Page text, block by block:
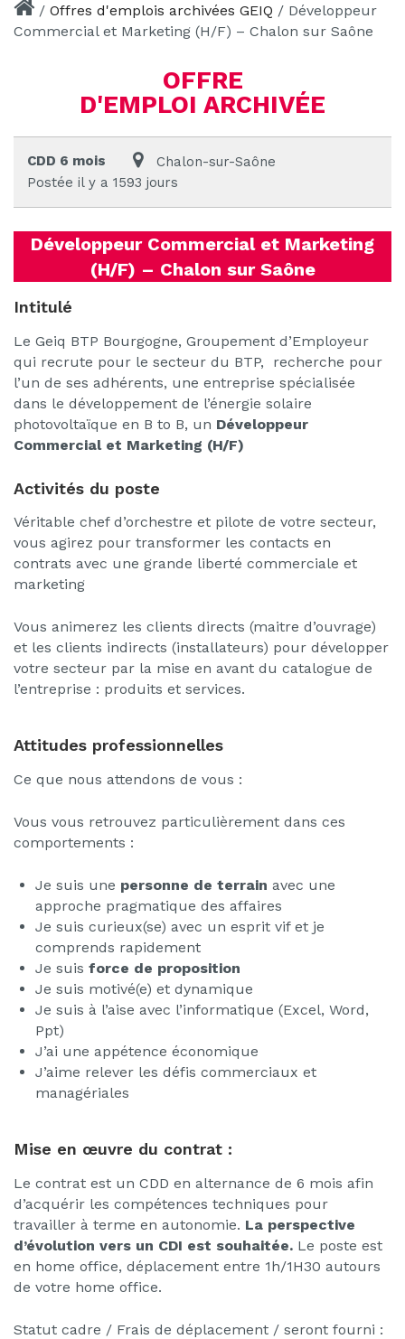
/ Offres d'emplois archivées GEIQ / Développeur
Commercial et Marketing (H/F) – Chalon sur Saône
OFFRE
D'EMPLOI ARCHIVÉE
CDD 6 mois
Chalon-sur-Saône
Postée il y a 1593 jours
Développeur Commercial et Marketing
(H/F) – Chalon sur Saône
Intitulé
Le Geiq BTP Bourgogne, Groupement d’Employeur
qui recrute pour le secteur du BTP, recherche pour
l’un de ses adhérents, une entreprise spécialisée
dans le développement de l’énergie solaire
photovoltaïque en B to B, un Développeur
Commercial et Marketing (H/F)
Activités du poste
Véritable chef d’orchestre et pilote de votre secteur,
vous agirez pour transformer les contacts en
contrats avec une grande liberté commerciale et
marketing
Vous animerez les clients directs (maitre d’ouvrage)
et les clients indirects (installateurs) pour développer
votre secteur par la mise en avant du catalogue de
l’entreprise : produits et services.
Attitudes professionnelles
Ce que nous attendons de vous :
Vous vous retrouvez particulièrement dans ces
comportements :
Je suis une personne de terrain avec une
approche pragmatique des affaires
Je suis curieux(se) avec un esprit vif et je
comprends rapidement
Je suis force de proposition
Je suis motivé(e) et dynamique
Je suis à l’aise avec l’informatique (Excel, Word,
Ppt)
J’ai une appétence économique
J’aime relever les défis commerciaux et
managériales
Mise en œuvre du contrat :
Le contrat est un CDD en alternance de 6 mois afin
d’acquérir les compétences techniques pour
travailler à terme en autonomie. La perspective
d’évolution vers un CDI est souhaitée. Le poste est
en home office, déplacement entre 1h/1H30 autours
de votre home office.
Statut cadre / Frais de déplacement / seront fourni :